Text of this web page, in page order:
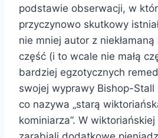
podstawie obserwacji, w
przyczynowo skutkowy
nie mniej autor z
część (i to wcale nie małą
bardziej egzotycznych
swojej wyprawy Bishop-Stall
co nazywa „starą
kominiarza”. W